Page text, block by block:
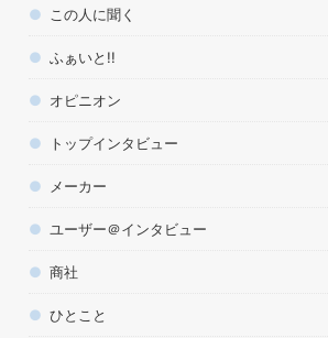
この人に聞く
ふぁいと!!
オピニオン
トップインタビュー
メーカー
ユーザー＠インタビュー
商社
ひとこと